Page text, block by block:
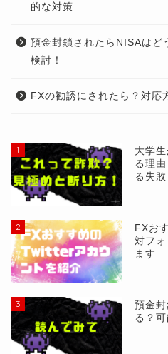
的な対策
預金封鎖されたらNISAはど
検討！
FXの勧誘にされたら？対応
1
大学
る理
る失
2
FXお
対フ
ます
3
預金
る？